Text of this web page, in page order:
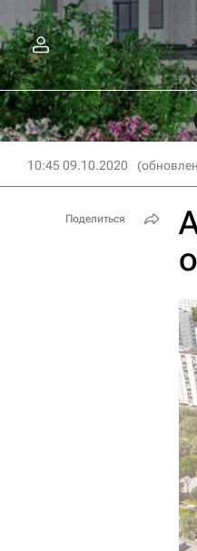
10:45 09.10.2020
Поделиться